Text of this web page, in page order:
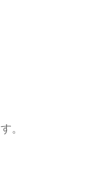
。